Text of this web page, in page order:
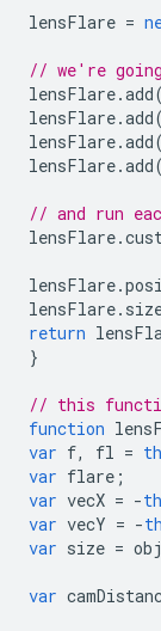
lensFlare =
// we're
lensFlare.add(
lensFlare.add(
lensFlare.add(
lensFlare.add(
// and run
lensFlare.
lensFlare.
lensFlare.
return
}
// this
function
var f, fl =
var flare ;
var vecX = -
var vecY = -
var size =
var